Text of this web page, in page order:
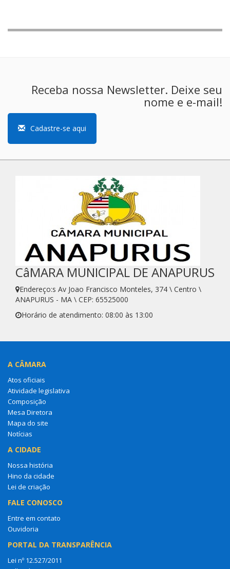
Receba nossa Newsletter. Deixe seu
nome e e-mail!
Cadastre-se aqui
CâMARA MUNICIPAL DE ANAPURUS
Endereço:s Av Joao Francisco Monteles, 374 \ Centro \
ANAPURUS - MA \ CEP: 65525000
Horário de atendimento: 08:00 às 13:00
A CÂMARA
Atos oficiais
Atividade legislativa
Composição
Mesa Diretora
Mapa do site
Notícias
A CIDADE
Nossa história
Hino da cidade
Lei de criação
FALE CONOSCO
Entre em contato
Ouvidoria
PORTAL DA TRANSPARÊNCIA
Lei nº 12.527/2011